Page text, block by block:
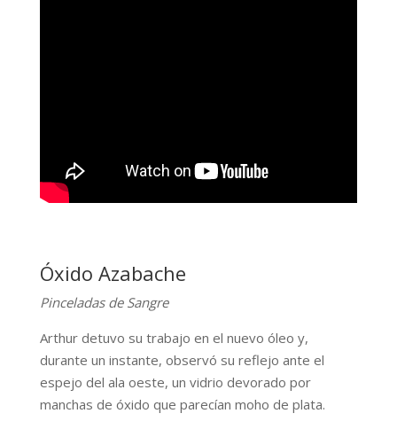
Óxido Azabache
Pinceladas de Sangre
Arthur detuvo su trabajo en el nuevo óleo y,
durante un instante, observó su reflejo ante el
espejo del ala oeste, un vidrio devorado por
manchas de óxido que parecían moho de plata.